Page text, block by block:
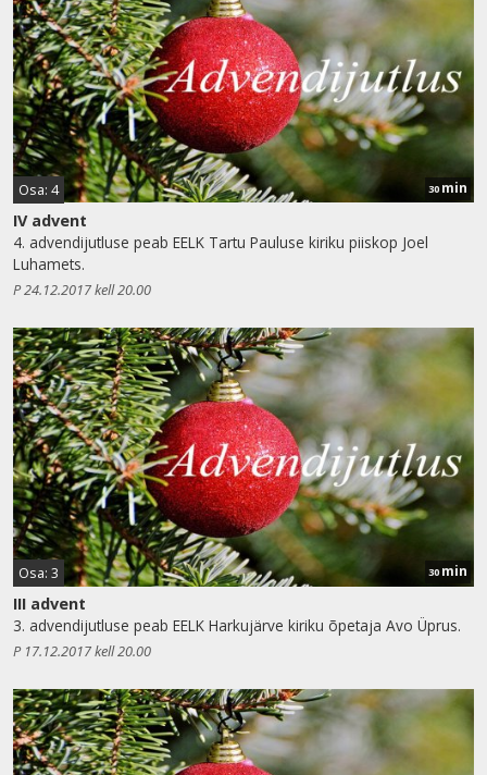
Osa: 4 30 min
IV advent
4. advendijutluse peab EELK Tartu Pauluse kiriku piiskop Joel
Luhamets.
P 24.12.2017 kell 20.00
Osa: 3 30 min
III advent
3. advendijutluse peab EELK Harkujärve kiriku õpetaja Avo Üprus.
P 17.12.2017 kell 20.00